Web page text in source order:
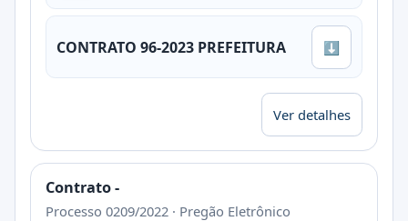
CONTRATO 96-2023 PREFEITURA ⬇
Ver detalhes
Contrato -
Processo 0209/2022 · Pregão Eletrônico